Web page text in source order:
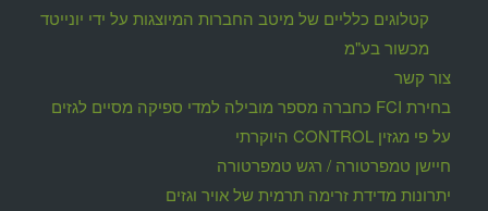
קטלוגים כלליים של מיטב החברות המיוצגות על ידי יונייטד
מכשור בע"מ
צור קשר
בחירת FCI כחברה מספר מובילה למדי ספיקה מסיים לגזים
על פי מגזין CONTROL היוקרתי
חיישן טמפרטורה / רגש טמפרטורה
יתרונות מדידת זרימה תרמית של אויר וגזים